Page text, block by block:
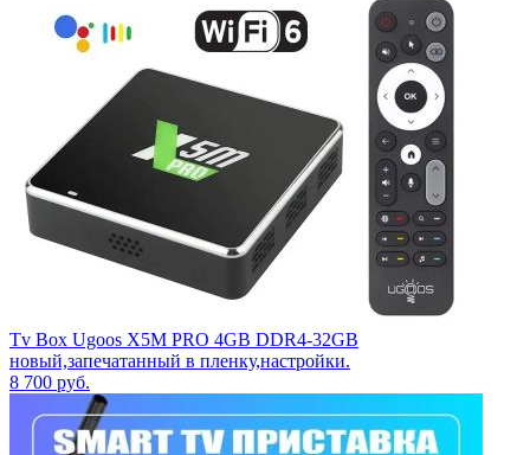
Tv Box Ugoos X5M PRO 4GB DDR4-32GB
новый,запечатанный в пленку,настройки.
8 700 руб.